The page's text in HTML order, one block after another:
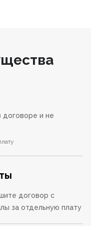
договоре и не
договор с
за отдельную плату